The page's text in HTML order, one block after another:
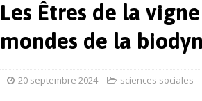
Agriculture Vol 4 (2019)
Les
composts ?
AGRONOMIE
Les Êtres de la
mondes de la
20 septembre 2024 sciences sociales